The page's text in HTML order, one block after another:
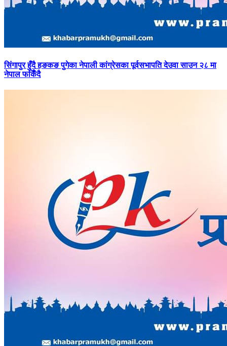
सिंगापुरहुँदै हङकङ पुगेका नेपाली कांग्रेसका पूर्वसभापति देउवा साउन २८ मा
नेपाल फर्किँदै